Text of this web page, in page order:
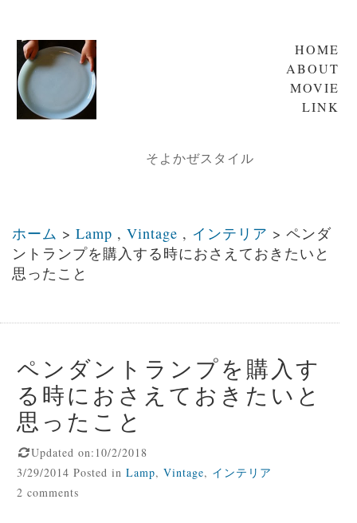
HOME
ABOUT
MOVIE
LINK
そよかぜスタイル
ホーム > Lamp , Vintage , インテリア > ペンダ
ントランプを購入する時におさえておきたいと
思ったこと
ペンダントランプを購入す
る時におさえておきたいと
思ったこと
Updated on:10/2/2018
3/29/2014 Posted inLamp,Vintage, インテリア
2 comments